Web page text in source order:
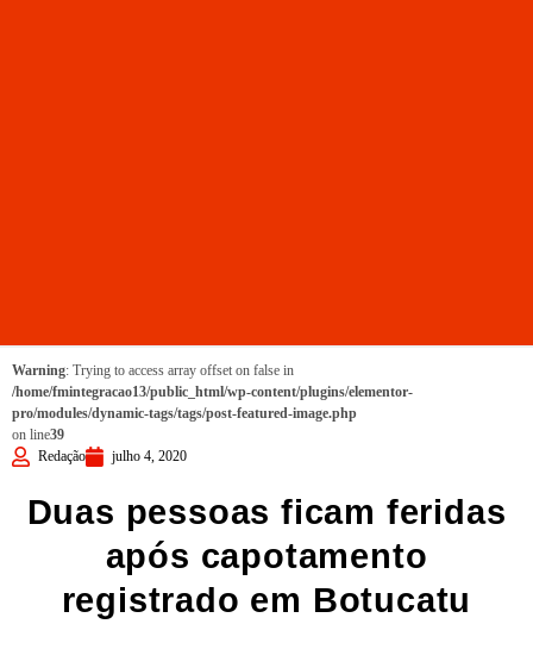
Warning: Trying to access array offset on false in
/home/fmintegracao13/public_html/wp-content/plugins/elementor-
pro/modules/dynamic-tags/tags/post-featured-image.php
on line39
Redação
julho 4, 2020
Duas pessoas ficam feridas
após capotamento
registrado em Botucatu